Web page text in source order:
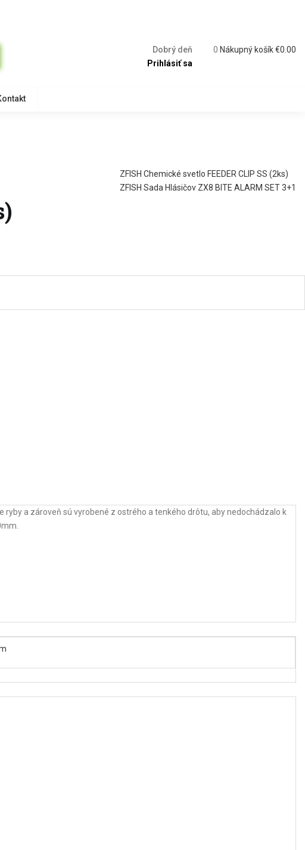
Dobrý deň
Prihlásiť sa
0 Nákupný košík€0.00
ZFISH Chemické svetlo FEEDER CLIP SS (2ks)
ZFISH Sada Hlásičov ZX8 BITE ALARM SET 3+1
a zároveň sú vyrobené z ostrého a tenkého drôtu, aby nedochádzalo k